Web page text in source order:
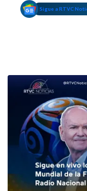
Sigue a RTVC